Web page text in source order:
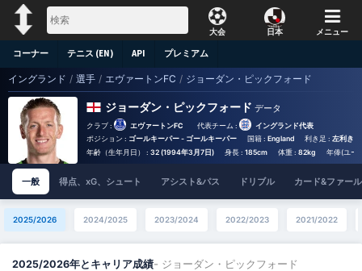
大会 日本 メニュー
コーナー テニス (EN) API プレミアム
イングランド / 選手 / エヴァートンFC / ジョーダン・ピックフォード
ジョーダン・ピックフォード データ
クラブ : エヴァートンFC 代表チーム :
イングランド代表
ポジション : ゴールキーパー - ゴールキーパー 国籍 : England 利き足 : 左利き
年齢（生年月日） : 32 (1994年3月7日) 身長 : 185cm 体重 : 82kg 年俸(ユー
一般 得点、xG、シュート アシスト&パス ドリブル カード&ファール
2025/2026 2024/2025 2023/2024 2022/2023 2021/2022
2025/2026年とキャリア成績- ジョーダン・ピックフォード